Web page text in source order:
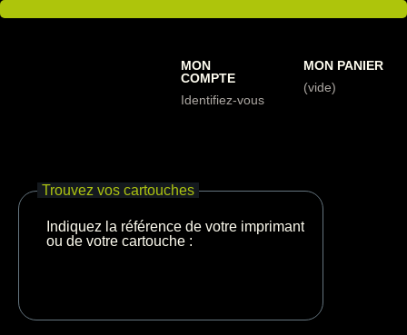
MON
COMPTE
Identifiez-vous
MON PANIER
(vide)
Trouvez vos cartouches
Indiquez la référence de votre imprimante
ou de votre cartouche :